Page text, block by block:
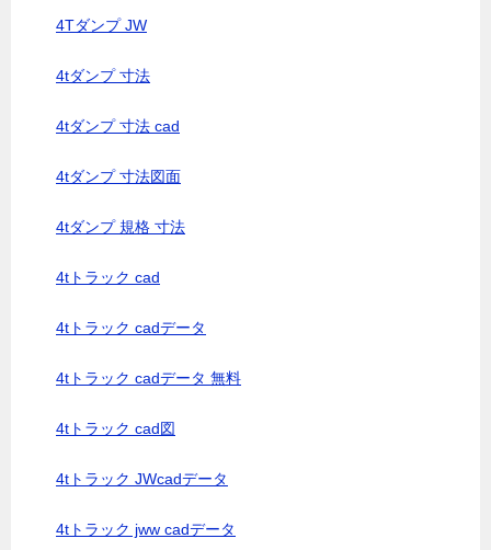
4Tダンプ JW
4tダンプ 寸法
4tダンプ 寸法 cad
4tダンプ 寸法図面
4tダンプ 規格 寸法
4tトラック cad
4tトラック cadデータ
4tトラック cadデータ 無料
4tトラック cad図
4tトラック JWcadデータ
4tトラック jww cadデータ